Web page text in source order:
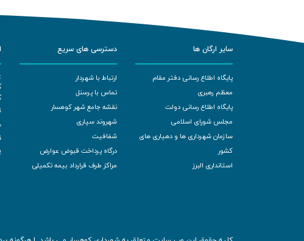
سایر ارگان ها
پایگاه اطلاع رسانی دفتر مقام
معظم رهبری
پایگاه اطلاع رسانی دولت
مجلس شورای اسلامی
سازمان شهرداری ها و دهیاری های
کشور
استانداری البرز
دسترسی های سریع
ارتباط با شهردار
تماس با پرسنل
نقشه جامع شهر کوهسار
شهروند سپاری
شفافیت
درگاه پرداخت قبوض عوارض
مراکز طرف قرارداد بیمه تکمیلی